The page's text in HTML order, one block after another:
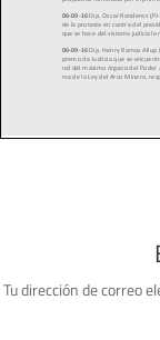
Tu dirección de correo